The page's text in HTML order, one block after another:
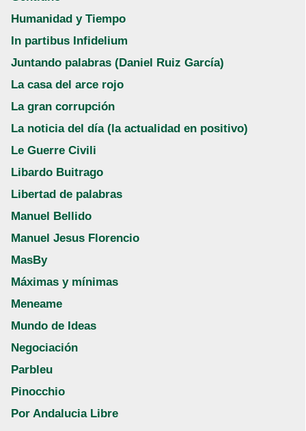
Humanidad y Tiempo
In partibus Infidelium
Juntando palabras (Daniel Ruiz García)
La casa del arce rojo
La gran corrupción
La noticia del día (la actualidad en positivo)
Le Guerre Civili
Libardo Buitrago
Libertad de palabras
Manuel Bellido
Manuel Jesus Florencio
MasBy
Máximas y mínimas
Meneame
Mundo de Ideas
Negociación
Parbleu
Pinocchio
Por Andalucia Libre